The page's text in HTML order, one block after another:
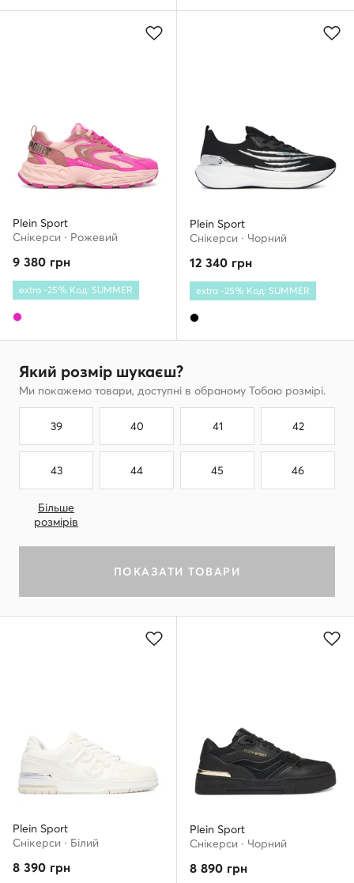
Plein Sport
Снікерcи · Рожевий
9 380 грн
extra -25% Код: SUMMER
Plein Sport
Снікерcи · Чорний
12 340 грн
extra -25% Код: SUMMER
Який розмір шукаєш?
Ми покажемо товари, доступні в обраному Тобою розмірі.
39 40 41 42
43 44 45 46
Більше
розмірів
ПОКАЗАТИ ТОВАРИ
Plein Sport
Снікерcи · Білий
8 390 грн
Plein Sport
Снікерcи · Чорний
8 890 грн